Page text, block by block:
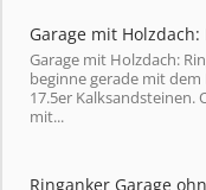
Garage mit
Garage mit Holzdach:
beginne gerade mit dem
17.5er Kalksandsteinen.
mit...
Ringanker Garage